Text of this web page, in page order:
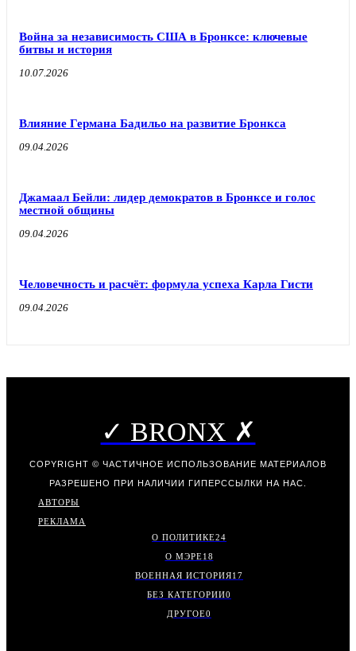
Война за независимость США в Бронксе: ключевые
битвы и история
10.07.2026
Влияние Германа Бадильо на развитие Бронкса
09.04.2026
Джамаал Бейли: лидер демократов в Бронксе и голос
местной общины
09.04.2026
Человечность и расчёт: формула успеха Карла Гисти
09.04.2026
✓ BRONX ✗
COPYRIGHT © ЧАСТИЧНОЕ ИСПОЛЬЗОВАНИЕ МАТЕРИАЛОВ
РАЗРЕШЕНО ПРИ НАЛИЧИИ ГИПЕРССЫЛКИ НА НАС.
АВТОРЫ
РЕКЛАМА
О ПОЛИТИКЕ24
О МЭРЕ18
ВОЕННАЯ ИСТОРИЯ17
БЕЗ КАТЕГОРИИ0
ДРУГОЕ0